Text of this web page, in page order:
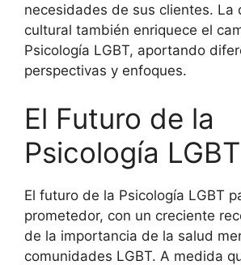
necesidades de sus clientes. La
cultural también enriquece el
Psicología LGBT, aportando
perspectivas y enfoques.
El Futuro de la
Psicología LGBT
El futuro de la Psicología LGBT
prometedor, con un creciente
de la importancia de la salud
comunidades LGBT. A medida